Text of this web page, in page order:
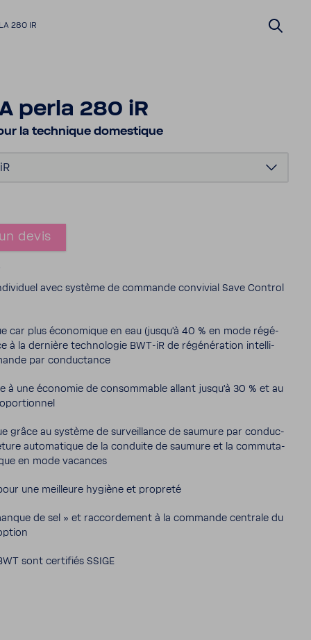
280 IR
perla 280 iR
la tech­nique domes­tique
devis
avec système de commande convi­vial Save Control
car plus écono­mique en eau (jusqu'à 40 % en mode régé­
à la dernière tech­no­logie BWT-​iR de régé­né­ra­tion intel­li­
par conduc­tance
à une économie de consom­mable allant jusqu'à 30 % et au
grâce au système de surveillance de saumure par conduc­
auto­ma­tique de la conduite de saumure et la commu­ta­
en mode vacances
une meilleure hygiène et propreté
de sel » et raccor­de­ment à la commande centrale du
sont certi­fiés SSIGE